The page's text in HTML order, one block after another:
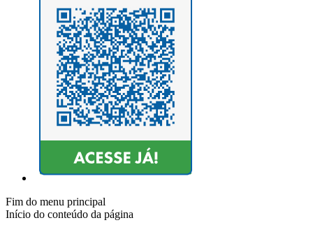
Fim do menu principal
Início do conteúdo da página